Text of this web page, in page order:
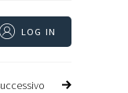
LOG IN